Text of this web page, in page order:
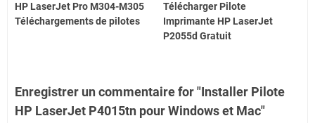
HP LaserJet Pro M304-M305
Téléchargements de pilotes
Télécharger Pilote
Imprimante HP LaserJet
P2055d Gratuit
Enregistrer un commentaire for "Installer Pilote
HP LaserJet P4015tn pour Windows et Mac"